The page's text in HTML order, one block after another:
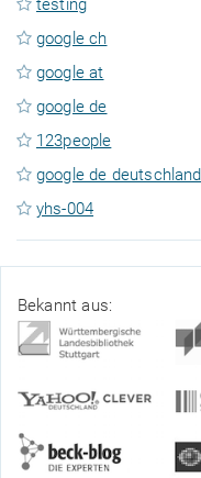
testing
google ch
google at
google de
123people
google de deutschland
yhs-004
Bekannt aus: